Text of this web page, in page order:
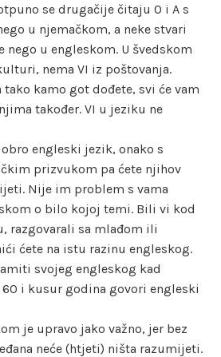
se drugačije čitaju O i A s
u njemačkom, a neke stvari
u engleskom. U švedskom
nema VI iz poštovanja.
tako kamo got dođete, svi će vam
također. VI u jeziku ne
engleski jezik, onako s
prizvukom pa ćete njihov
Nije im problem s vama
o bilo kojoj temi. Bili vi kod
razgovarali sa mlađom ili
ćete na istu razinu engleskog.
svojeg engleskog kad
i kusur godina govori engleski
je upravo jako važno, jer bez
neće (htjeti) ništa razumijeti.